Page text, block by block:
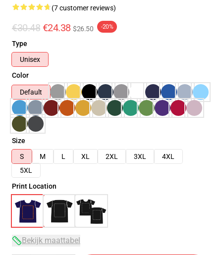
(7 customer reviews)
€30.48 €24.38 $26.50 -20%
Type
Unisex
Color
Default
Size
S
M L XL 2XL 3XL
4XL
5XL
Print Location
Bekijk maattabel